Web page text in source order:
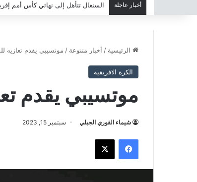
أخبار عاجلة السنغال تتأهل إلى نهائي كأس أمم
الرئيسية / أخبار متنوعة / موتسيبي يقدم تعازيه
الكرة الافريقية
موتسيبي يقدم
شيماء القوري الجبلي سبتمبر 15, 2023
فيسبوك ‫X